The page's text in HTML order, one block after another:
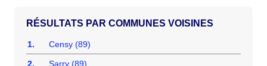
COMMUNES VOISINES
1. Censy (89)
2. Sarry (89)